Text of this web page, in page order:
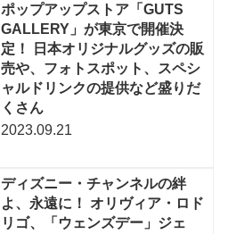
ポップアップストア「GUTS
GALLERY」が東京で開催決
定！ 日本オリジナルグッズの販
売や、フォトスポット、スペシ
ャルドリンクの提供など盛りだ
くさん
2023.09.21
ディズニー・チャンネルの絆
よ、永遠に！ オリヴィア・ロド
リゴ、「ウェンズデー」ジェ